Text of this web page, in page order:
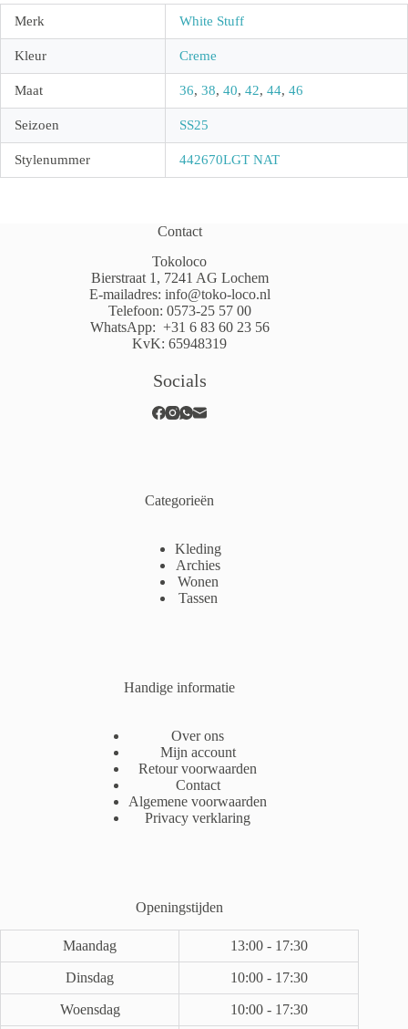
Merk White Stuff
Kleur Creme
Maat 36, 38, 40, 42, 44, 46
Seizoen SS25
Stylenummer 442670LGT NAT
Contact
Tokoloco
Bierstraat 1, 7241 AG Lochem
E-mailadres: info@toko-loco.nl
Telefoon: 0573-25 57 00
WhatsApp: +31 6 83 60 23 56
KvK: 65948319
Socials
Categorieën
Kleding
Archies
Wonen
Tassen
Handige informatie
Over ons
Mijn account
Retour voorwaarden
Contact
Algemene voorwaarden
Privacy verklaring
Openingstijden
Maandag 13:00 - 17:30
Dinsdag 10:00 - 17:30
Woensdag 10:00 - 17:30